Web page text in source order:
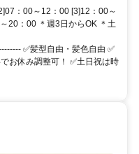
：00～12：00 [3]12：00～
20：00 ＊週3日からOK ＊土
✅髪型自由・髪色自由 ✅️
お休み調整可！ ✅️土日祝は時